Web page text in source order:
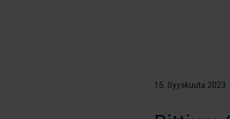
15. Syyskuuta 2023